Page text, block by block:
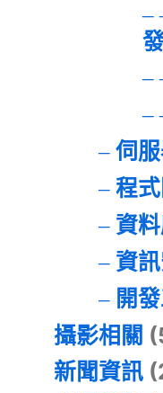
伺
程
資
資
開
攝影相關
新聞資訊